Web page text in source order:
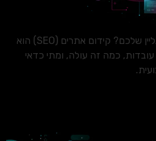
רוצים למכור יותר בחנות האונליין שלכם? קידום אתרים (SEO) הוא
כמה זה עולה, ומתי כדאי